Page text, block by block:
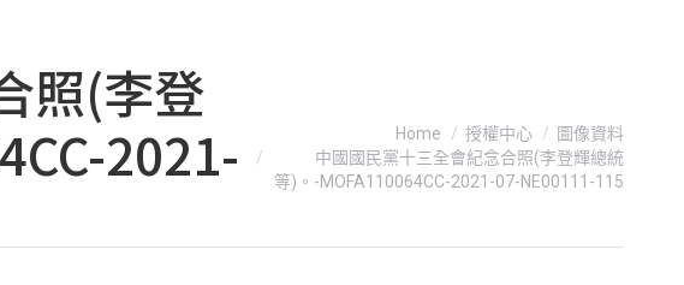
照(李登
2021-
Home 授權中心
圖像資料
中國國民黨十三全會紀念合照(李登輝總統
等)。-MOFA110064CC-2021-07-NE00111-115